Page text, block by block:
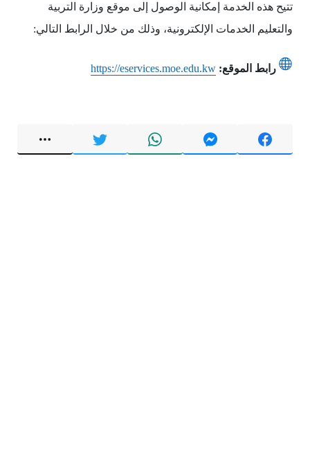
تتيح هذه الخدمة إمكانية الوصول إلى موقع وزارة التربية
والتعليم الخدمات الإلكترونية، وذلك من خلال الرابط التالي:
رابط الموقع: https://eservices.moe.edu.kw